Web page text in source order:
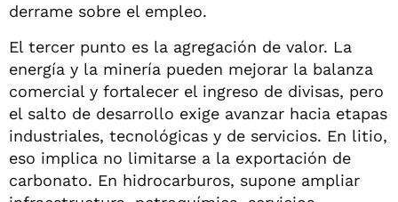
derrame sobre el empleo.
El tercer punto es la agregación de valor. La
energía y la minería pueden mejorar la balanza
comercial y fortalecer el ingreso de divisas, pero
el salto de desarrollo exige avanzar hacia etapas
industriales, tecnológicas y de servicios. En litio,
eso implica no limitarse a la exportación de
carbonato. En hidrocarburos, supone ampliar